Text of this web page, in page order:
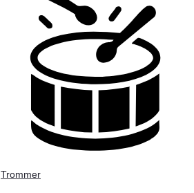
Trommer